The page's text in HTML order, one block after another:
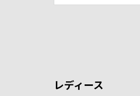
レディース